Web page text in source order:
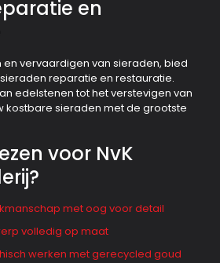
en
vervaardigen van sieraden, bied
reparatie en restauratie.
edelstenen tot het verstevigen van
kostbare sieraden met de grootste
voor NvK
met oog voor detail
volledig op maat
werken met gerecycled goud